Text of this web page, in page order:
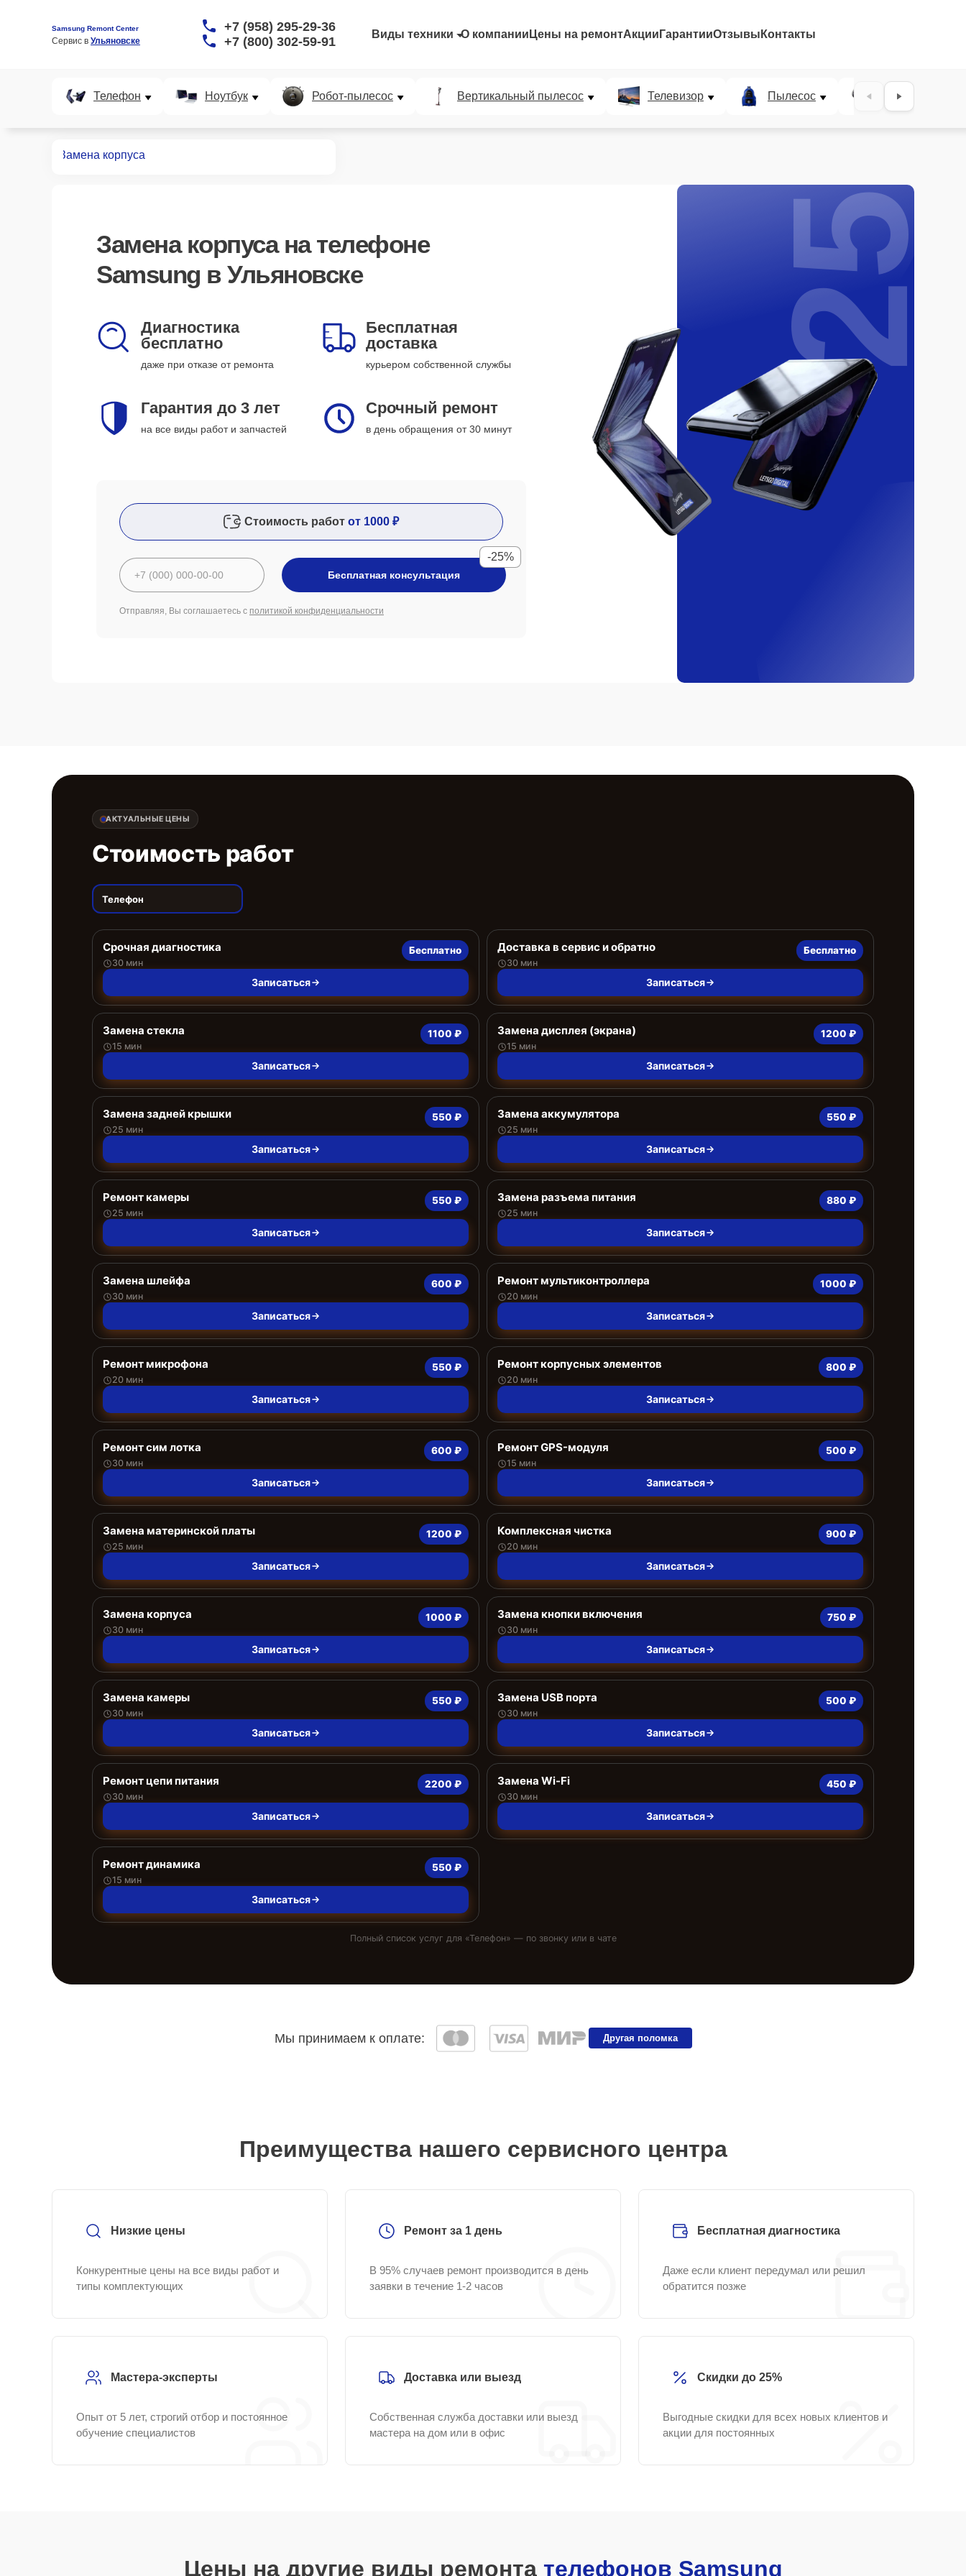
Samsung Remont Center
Сервис в Ульяновске
+7 (958) 295-29-36
+7 (800) 302-59-91
Виды техники О компании Цены на ремонтАкции ГарантииОтзывы Контакты
Телефон Ноутбук Робот-пылесос Вертикальный пылесос Телевизор Пылесос Проектор
Замена корпуса
Замена корпусана телефоне
Samsung в Ульяновске
Диагностика
бесплатно
даже при отказе от ремонта
Бесплатная
доставка
курьером собственной службы
Гарантия до 3 лет
на все виды работ и запчастей
Срочный ремонт
в день обращения от 30 минут
Стоимость работ от 1000 ₽
Бесплатная консультация
-25%
Отправляя, Вы соглашаетесь с политикой конфиденциальности
25%
АКТУАЛЬНЫЕ ЦЕНЫ
Стоимость работ
Телефон
Срочная диагностика
30 мин
Бесплатно
Записаться
Доставка в сервис и обратно
30 мин
Бесплатно
Записаться
Замена стекла
15 мин
1100 ₽
Записаться
Замена дисплея (экрана)
15 мин
1200 ₽
Записаться
Замена задней крышки
25 мин
550 ₽
Записаться
Замена аккумулятора
25 мин
550 ₽
Записаться
Ремонт камеры
25 мин
550 ₽
Записаться
Замена разъема питания
25 мин
880 ₽
Записаться
Замена шлейфа
30 мин
600 ₽
Записаться
Ремонт мультиконтроллера
20 мин
1000 ₽
Записаться
Ремонт микрофона
20 мин
550 ₽
Записаться
Ремонт корпусных элементов
20 мин
800 ₽
Записаться
Ремонт сим лотка
30 мин
600 ₽
Записаться
Ремонт GPS-модуля
15 мин
500 ₽
Записаться
Замена материнской платы
25 мин
1200 ₽
Записаться
Комплексная чистка
20 мин
900 ₽
Записаться
Замена корпуса
30 мин
1000 ₽
Записаться
Замена кнопки включения
30 мин
750 ₽
Записаться
Замена камеры
30 мин
550 ₽
Записаться
Замена USB порта
30 мин
500 ₽
Записаться
Ремонт цепи питания
30 мин
2200 ₽
Записаться
Замена Wi-Fi
30 мин
450 ₽
Записаться
Ремонт динамика
15 мин
550 ₽
Записаться
Полный список услуг для «Телефон» — по звонку или в чате
Мы принимаем к оплате: Другая поломка
Преимущества нашего сервисного центра
Низкие цены
Конкурентные цены на все виды работ и
типы комплектующих
Ремонт за 1 день
В 95% случаев ремонт производится в день
заявки в течение 1-2 часов
Бесплатная диагностика
Даже если клиент передумал или решил
обратится позже
Мастера-эксперты
Опыт от 5 лет, строгий отбор и постоянное
обучение специалистов
Доставка или выезд
Собственная служба доставки или выезд
мастера на дом или в офис
Скидки до 25%
Выгодные скидки для всех новых клиентов и
акции для постоянных
Цены на другие виды ремонта телефонов Samsung